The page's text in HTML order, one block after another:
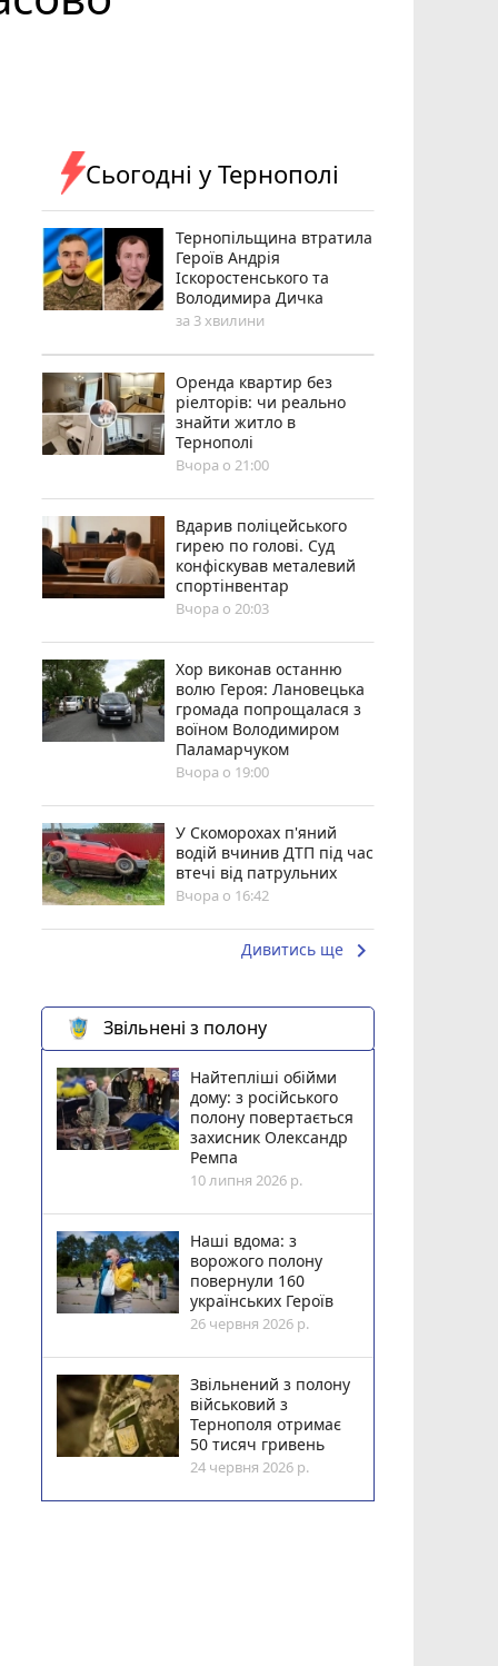
Сьогодні у Тернополі
Тернопільщина втратила
Героїв Андрія
Іскоростенського та
Володимира Дичка
за 3 хвилини
Оренда квартир без
ріелторів: чи реально
знайти житло в
Тернополі
Вчора о 21:00
Вдарив поліцейського
гирею по голові. Суд
конфіскував металевий
спортінвентар
Вчора о 20:03
Хор виконав останню
волю Героя: Лановецька
громада попрощалася з
воїном Володимиром
Паламарчуком
Вчора о 19:00
У Скоморохах п'яний
водій вчинив ДТП під час
втечі від патрульних
Вчора о 16:42
Дивитись ще keyboard_arrow_right
Звільнені з полону
Найтепліші обійми
дому: з російського
полону повертається
захисник Олександр
Ремпа
10 липня 2026 р.
Наші вдома: з
ворожого полону
повернули 160
українських Героїв
26 червня 2026 р.
Звільнений з полону
військовий з
Тернополя отримає
50 тисяч гривень
24 червня 2026 р.